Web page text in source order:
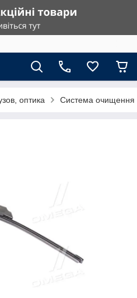
оптика Система очищення